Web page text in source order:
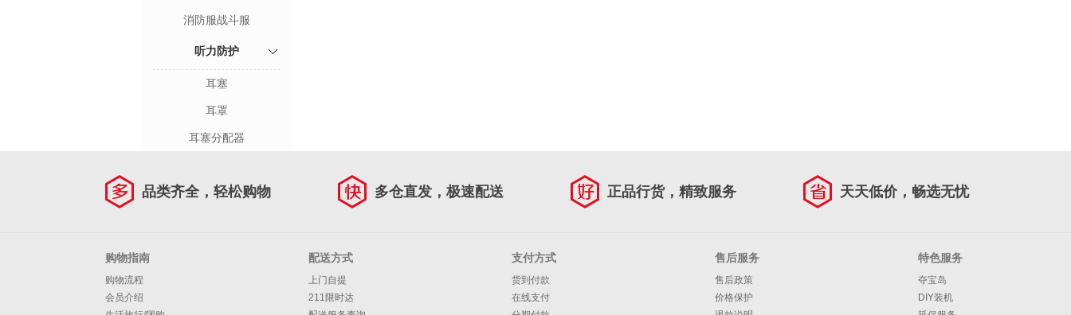
消防服战斗服
听力防护
耳塞
耳罩
耳塞分配器
品类齐全，轻松购物 多仓直发，极速配送 正品行货，精致服务 天天低价，畅选无忧
购物指南
购物流程
会员介绍
配送方式
上门自提
211限时达
支付方式
货到付款
在线支付
售后服务
售后政策
价格保护
特色服务
夺宝岛
DIY装机